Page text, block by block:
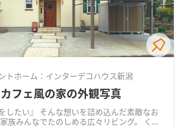
トホーム：インターデコハウス新潟
フェ風の家の外観写真
したい』 そんな想いを詰め込んだ素敵なお
族みんなでたのしめる広々リビング。 くつ